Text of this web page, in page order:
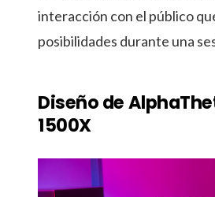
interacción con el público
posibilidades durante una
Diseño de
1500X